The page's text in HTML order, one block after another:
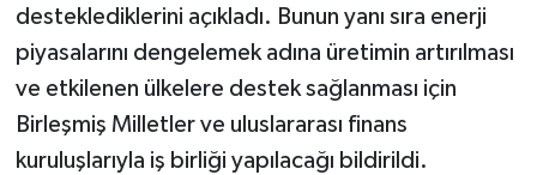
desteklediklerini açıkladı. Bunun yanı sıra enerji
piyasalarını dengelemek adına üretimin artırılması
ve etkilenen ülkelere destek sağlanması için
Birleşmiş Milletler ve uluslararası finans
kuruluşlarıyla iş birliği yapılacağı bildirildi.